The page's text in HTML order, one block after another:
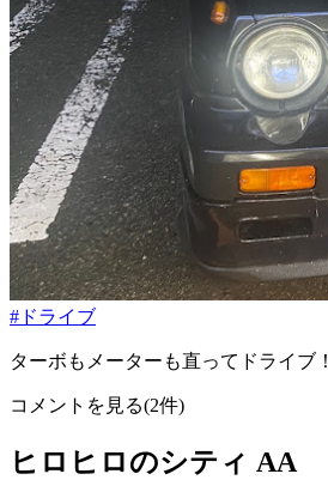
#ドライブ
ターボもメーターも直ってドライブ！
コメントを見る(2件)
ヒロヒロのシティ AA